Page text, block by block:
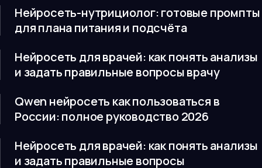
Нейросеть-нутрициолог: готовые промпты
для плана питания и подсчёта
Нейросеть для врачей: как понять анализы
и задать правильные вопросы врачу
Qwen нейросеть как пользоваться в
России: полное руководство 2026
Нейросеть для врачей: как понять анализы
и задать правильные вопросы